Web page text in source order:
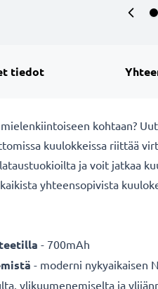
tiedot
kohtaan?
kuulokkeissa riittää
ja voit jatkaa
yhteensopivista
- 700mAh
- moderni nykyaikaisen
ylikuumenemiselta ja